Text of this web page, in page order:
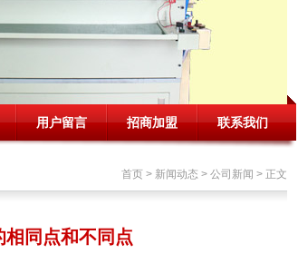
用户留言 招商加盟 联系我们
首页 > 新闻动态 > 公司新闻 > 正文
同点和不同点